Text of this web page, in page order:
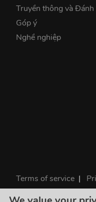
Truyền thông và Đánh
Góp ý
Nghề nghiệp
Terms of service |
©2026 ClouDNS